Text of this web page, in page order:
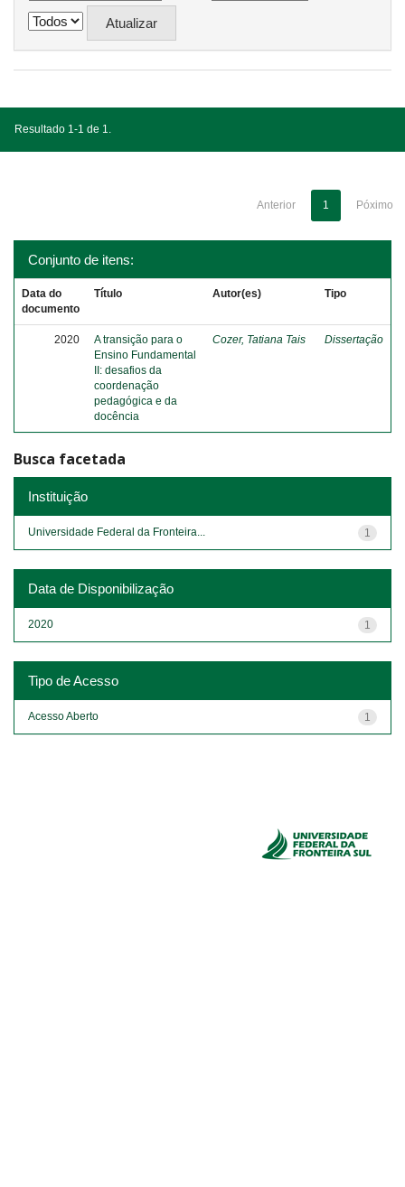
Resultado 1-1 de 1.
Anterior 1 Póximo
Conjunto de itens:
Data do
documento
Título Autor(es) Tipo
2020
A transição para o
Ensino Fundamental
II: desafios da
coordenação
pedagógica e da
docência
Cozer, Tatiana Tais Dissertação
Busca facetada
Instituição
1
Universidade Federal da Fronteira...
Data de Disponibilização
1
2020
Tipo de Acesso
1
Acesso Aberto